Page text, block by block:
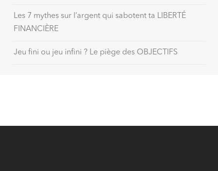
Les 7 mythes sur l’argent qui sabotent ta LIBERTÉ
FINANCIÈRE
Jeu fini ou jeu infini ? Le piège des OBJECTIFS